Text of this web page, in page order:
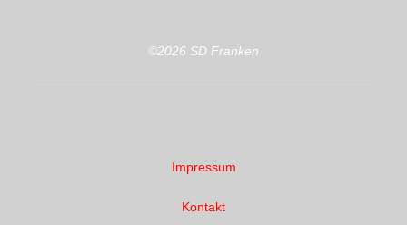
©2026 SD Franken
Impressum
Kontakt